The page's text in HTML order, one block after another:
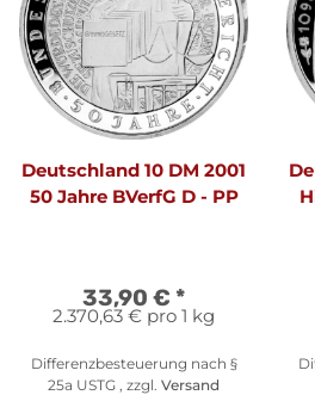
Deutschland 10 DM 2001
50 Jahre BVerfG D - PP
33,90 € *
2.370,63 € pro 1 kg
Differenzbesteuerung nach §
25a USTG , zzgl. Versand